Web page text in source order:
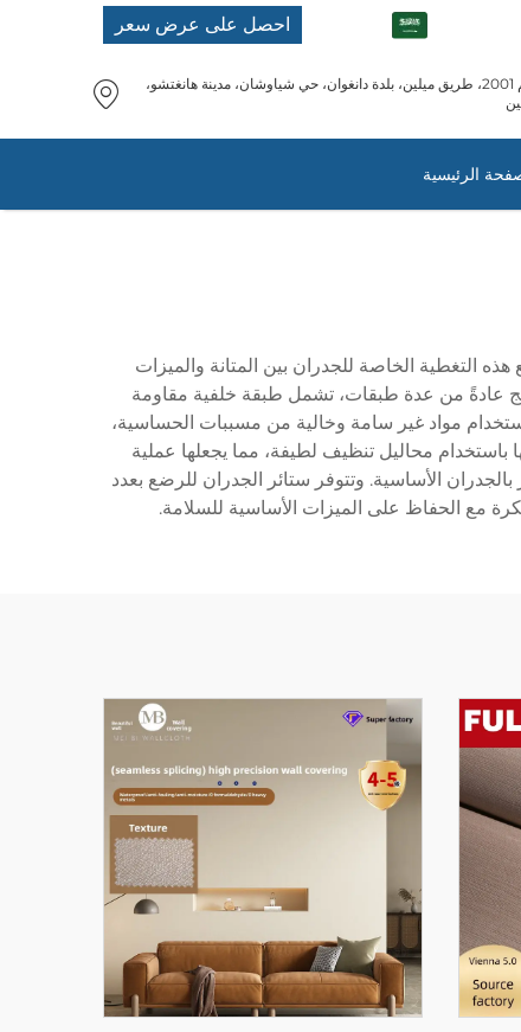
احصل على عرض سعر
رقم 2001، طريق ميلين، بلدة دانغوان، حي شياوشان، مدينة هانغتشو،
الرئيسية
التغطية الخاصة للجدران بين المتانة والميزات
عادةً من عدة طبقات، تشمل طبقة خلفية مقاومة
مواد غير سامة وخالية من مسببات الحساسية،
محاليل تنظيف لطيفة، مما يجعلها عملية
الأساسية. وتتوفر ستائر الجدران للرضع بعدد
مع الحفاظ على الميزات الأساسية للسلامة.